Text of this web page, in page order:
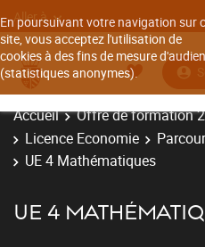
En poursuivant votre navigation sur
site, vous acceptez l'utilisation de
cookies à des fins de mesure
(statistiques anonymes).
Aller à
Accueil Offre de formation
Licence Economie
UE 4 Mathématiques
UE 4